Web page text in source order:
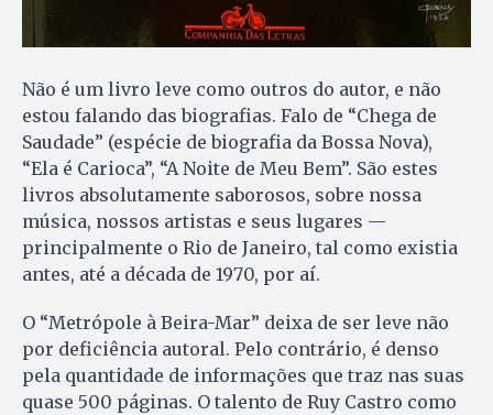
Não é um livro leve como outros do autor, e não
estou falando das biografias. Falo de “Chega de
Saudade” (espécie de biografia da Bossa Nova),
“Ela é Carioca”, “A Noite de Meu Bem”. São estes
livros absolutamente saborosos, sobre nossa
música, nossos artistas e seus lugares —
principalmente o Rio de Janeiro, tal como existia
antes, até a década de 1970, por aí.
O “Metrópole à Beira-Mar” deixa de ser leve não
por deficiência autoral. Pelo contrário, é denso
pela quantidade de informações que traz nas suas
quase 500 páginas. O talento de Ruy Castro como